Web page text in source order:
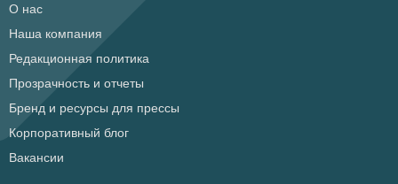
О нас
Наша компания
Редакционная политика
Прозрачность и отчеты
Бренд и ресурсы для прессы
Корпоративный блог
Вакансии